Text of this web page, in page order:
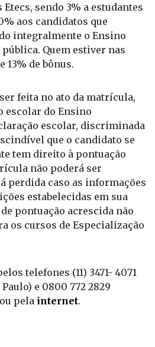
sendo 3% a estudantes
aos candidatos que
integralmente o Ensino
Quem estiver nas
13% de bônus.
feita no ato da matrícula,
escolar do Ensino
escolar, discriminada
que o candidato se
tem direito à pontuação
não poderá ser
perdida caso as informações
estabelecidas em sua
pontuação acrescida não
os cursos de Especialização
telefones (11) 3471- 4071
e 0800 772 2829
pela internet.